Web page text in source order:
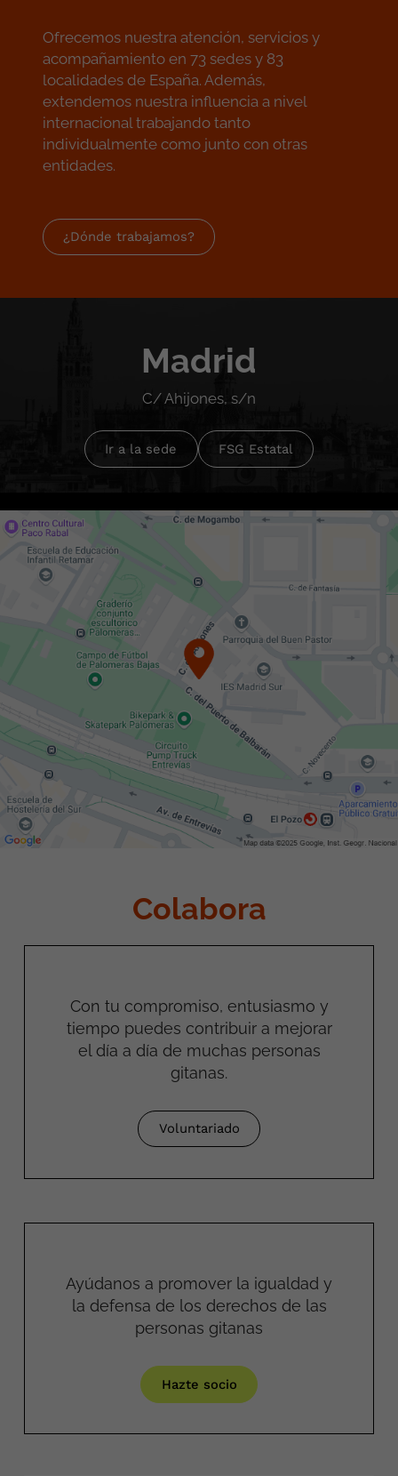
Madrid
C/ Ahijones, s/n
Ir a la sede FSG Estatal
Ofrecemos nuestra atención, servicios y
acompañamiento en 73 sedes y 83
localidades de España. Además,
extendemos nuestra influencia a nivel
internacional trabajando tanto
individualmente como junto con otras
entidades.
¿Dónde trabajamos?
Colabora
Con tu compromiso, entusiasmo y
tiempo puedes contribuir a mejorar
el día a día de muchas personas
gitanas.
Voluntariado
Ayúdanos a promover la igualdad y
la defensa de los derechos de las
personas gitanas
Hazte socio